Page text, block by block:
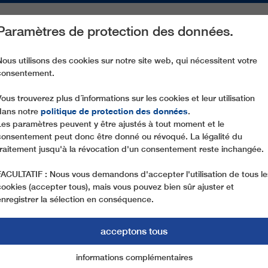
PIÈCES DE RECHANGE SERVICE NOTRE
NOUVEAUX PROJETS LEITNER DONNENT UN ÉLAN DANS
LEITNER
TOUTE
de protection des données.
utilisons des cookies sur notre site web, qui nécessitent votre
trouverez plus d´informations sur les cookies et leur utilisation
notre politique de protection des données.
paramètres peuvent y être ajustés à tout moment et le
peut donc être donné ou révoqué. La légalité du
jusqu'à la révocation d'un consentement reste inchangée.
: Nous vous demandons d'accepter l'utilisation de tous
(accepter tous), mais vous pouvez bien sûr ajuster et
la sélection en conséquence.
acceptons tous
cookies essentiels Marketing
informations complémentaires